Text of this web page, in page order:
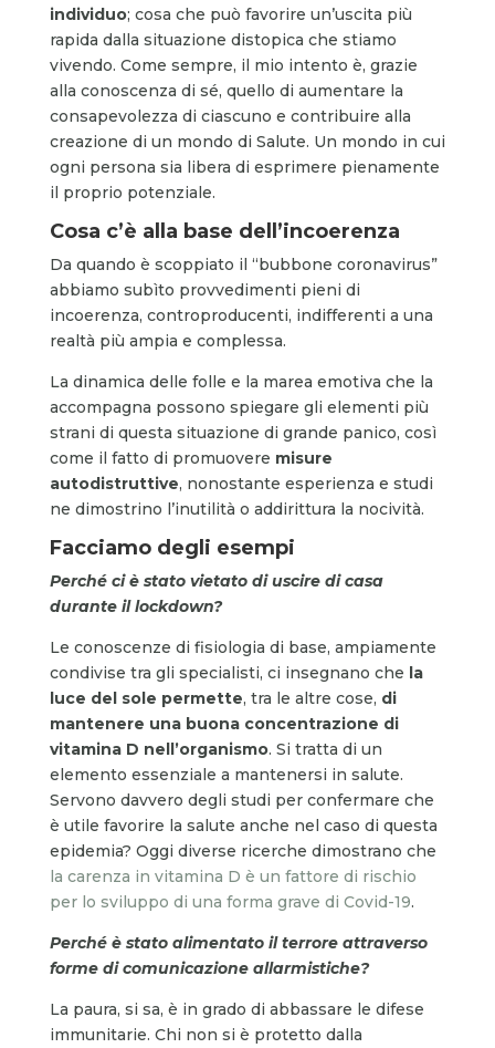
individuo; cosa che può favorire un’uscita più
rapida dalla situazione distopica che stiamo
vivendo. Come sempre, il mio intento è, grazie
alla conoscenza di sé, quello di aumentare la
consapevolezza di ciascuno e contribuire alla
creazione di un mondo di Salute. Un mondo in cui
ogni persona sia libera di esprimere pienamente
il proprio potenziale.
Cosa c’è alla base dell’incoerenza
Da quando è scoppiato il “bubbone coronavirus”
abbiamo subìto provvedimenti pieni di
incoerenza, controproducenti, indifferenti a una
realtà più ampia e complessa.
La dinamica delle folle e la marea emotiva che la
accompagna possono spiegare gli elementi più
strani di questa situazione di grande panico, così
come il fatto di promuovere misure
autodistruttive, nonostante esperienza e studi
ne dimostrino l’inutilità o addirittura la nocività.
Facciamo degli esempi
Perché ci è stato vietato di uscire di casa
durante il lockdown?
Le conoscenze di fisiologia di base, ampiamente
condivise tra gli specialisti, ci insegnano che la
luce del sole permette, tra le altre cose, di
mantenere una buona concentrazione di
vitamina D nell’organismo. Si tratta di un
elemento essenziale a mantenersi in salute.
Servono davvero degli studi per confermare che
è utile favorire la salute anche nel caso di questa
epidemia? Oggi diverse ricerche dimostrano che
la carenza in vitamina D è un fattore di rischio
per lo sviluppo di una forma grave di Covid-19.
Perché è stato alimentato il terrore attraverso
forme di comunicazione allarmistiche?
La paura, si sa, è in grado di abbassare le difese
immunitarie. Chi non si è protetto dalla